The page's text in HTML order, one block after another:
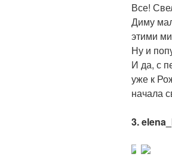
Все!
Диму
этими
Ну и
И да, с
уже к
начала
3.